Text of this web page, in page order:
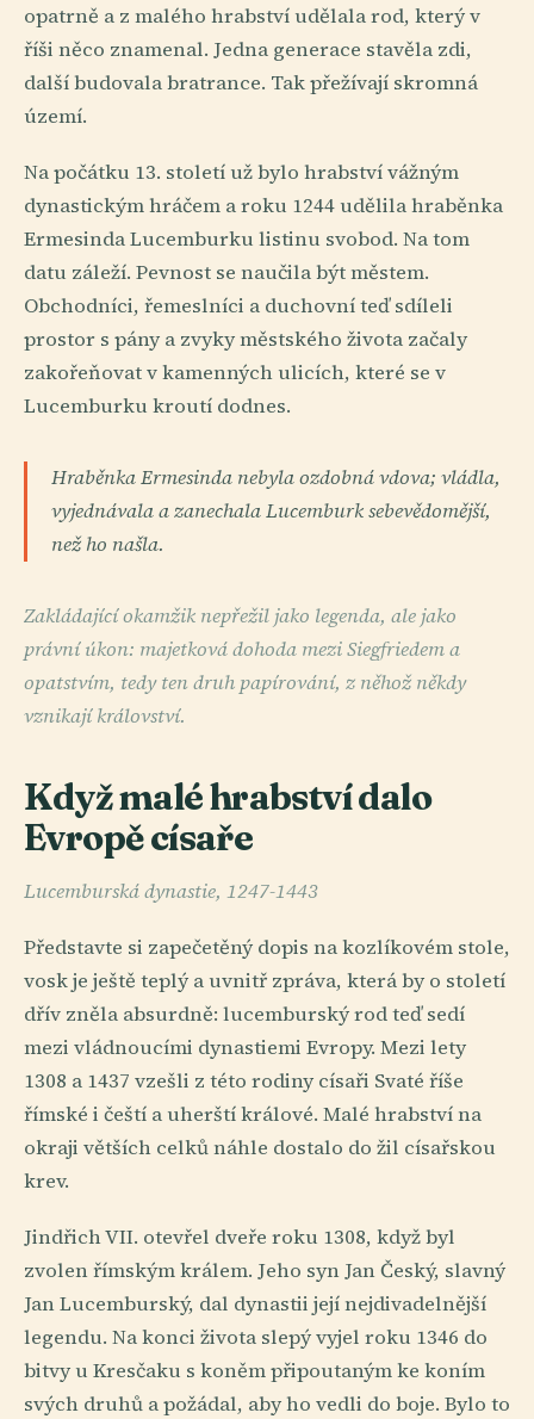
opatrně a z malého hrabství udělala rod, který v
říši něco znamenal. Jedna generace stavěla zdi,
další budovala bratrance. Tak přežívají skromná
území.
Na počátku 13. století už bylo hrabství vážným
dynastickým hráčem a roku 1244 udělila hraběnka
Ermesinda Lucemburku listinu svobod. Na tom
datu záleží. Pevnost se naučila být městem.
Obchodníci, řemeslníci a duchovní teď sdíleli
prostor s pány a zvyky městského života začaly
zakořeňovat v kamenných ulicích, které se v
Lucemburku kroutí dodnes.
Hraběnka Ermesinda nebyla ozdobná vdova; vládla,
vyjednávala a zanechala Lucemburk sebevědomější,
než ho našla.
Zakládající okamžik nepřežil jako legenda, ale jako
právní úkon: majetková dohoda mezi Siegfriedem a
opatstvím, tedy ten druh papírování, z něhož někdy
vznikají království.
Když malé hrabství dalo
Evropě císaře
Lucemburská dynastie, 1247-1443
Představte si zapečetěný dopis na kozlíkovém stole,
vosk je ještě teplý a uvnitř zpráva, která by o století
dřív zněla absurdně: lucemburský rod teď sedí
mezi vládnoucími dynastiemi Evropy. Mezi lety
1308 a 1437 vzešli z této rodiny císaři Svaté říše
římské i čeští a uherští králové. Malé hrabství na
okraji větších celků náhle dostalo do žil císařskou
krev.
Jindřich VII. otevřel dveře roku 1308, když byl
zvolen římským králem. Jeho syn Jan Český, slavný
Jan Lucemburský, dal dynastii její nejdivadelnější
legendu. Na konci života slepý vyjel roku 1346 do
bitvy u Kresčaku s koněm připoutaným ke koním
svých druhů a požádal, aby ho vedli do boje. Bylo to